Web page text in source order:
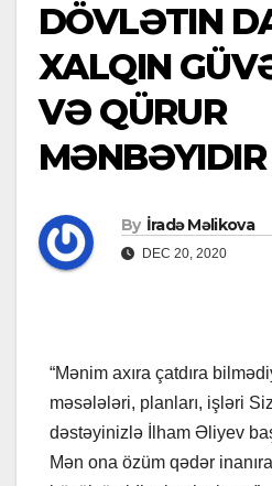
DÖVLƏTIN
XALQIN
VƏ QÜRUR
MƏNBƏYIDIR
By İradə Məlikova
DEC 20, 2020
“Mənim axıra çatdıra
məsələləri, planları, işləri
dəstəyinizlə İlham Əliyev
Mən ona özüm qədər